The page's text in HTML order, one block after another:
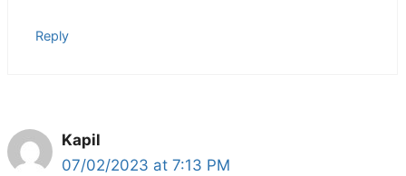
Reply
Kapil
07/02/2023 at 7:13 PM